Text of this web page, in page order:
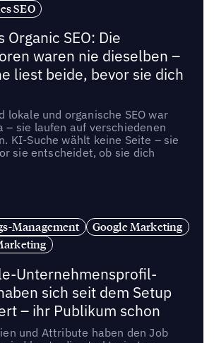
SEO
Organic SEO: Die
waren nie dieselben –
liest beide, bevor sie dich
lokale und organische SEO war
– sie laufen auf verschiedenen
KI-Suche wählt keine Seite – sie
sie entscheidet, ob sie dich
Management
Google Marketing
Unternehmensprofil-
sich seit dem Setup
– ihr Publikum schon
und Attribute haben den Job